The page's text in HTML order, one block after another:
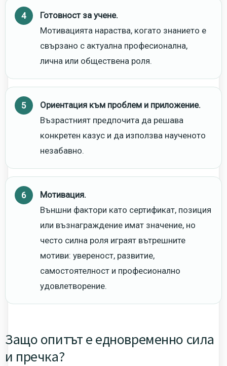
Готовност за учене.
Мотивацията нараства, когато знанието е
свързано с актуална професионална,
лична или обществена роля.
Ориентация към проблем и приложение.
Възрастният предпочита да решава
конкретен казус и да използва наученото
незабавно.
Мотивация.
Външни фактори като сертификат, позиция
или възнаграждение имат значение, но
често силна роля играят вътрешните
мотиви: увереност, развитие,
самостоятелност и професионално
удовлетворение.
Защо опитът е едновременно сила
и пречка?